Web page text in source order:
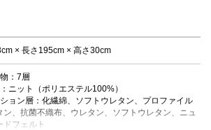
× 長さ195cm × 高さ30cm
：7層
ニット（ポリエステル100%）
ョン層：化繊綿、ソフトウレタン、プロファイル
ン、抗菌不織布、ウレタン、ソフトウレタン、ニュ
ドフェルト